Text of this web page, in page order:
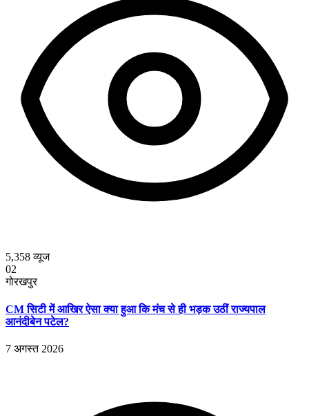
5,358व्यूज
02
गोरखपुर
CM सिटी में आखिर ऐसा क्या हुआ कि मंच से ही भड़क उठीं राज्यपाल
आनंदीबेन पटेल?
7 अगस्त 2026